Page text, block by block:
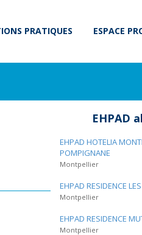
PRATIQUES ESPACE
EHPAD
EHPAD HOTELIA
POMPIGNANE
Montpellier
EHPAD RESIDENCE
Montpellier
EHPAD RESIDENCE
Montpellier